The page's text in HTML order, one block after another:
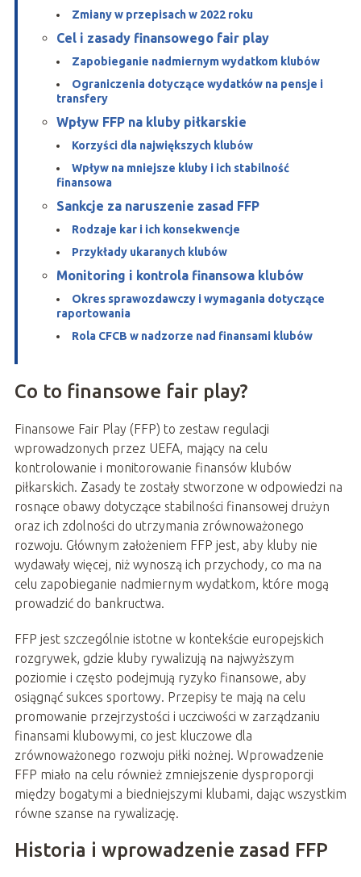
Zmiany w przepisach w 2022 roku
Cel i zasady finansowego fair play
Zapobieganie nadmiernym wydatkom klubów
Ograniczenia dotyczące wydatków na pensje i
transfery
Wpływ FFP na kluby piłkarskie
Korzyści dla największych klubów
Wpływ na mniejsze kluby i ich stabilność
finansowa
Sankcje za naruszenie zasad FFP
Rodzaje kar i ich konsekwencje
Przykłady ukaranych klubów
Monitoring i kontrola finansowa klubów
Okres sprawozdawczy i wymagania dotyczące
raportowania
Rola CFCB w nadzorze nad finansami klubów
Co to finansowe fair play?
Finansowe Fair Play (FFP) to zestaw regulacji
wprowadzonych przez UEFA, mający na celu
kontrolowanie i monitorowanie finansów klubów
piłkarskich. Zasady te zostały stworzone w odpowiedzi na
rosnące obawy dotyczące stabilności finansowej drużyn
oraz ich zdolności do utrzymania zrównoważonego
rozwoju. Głównym założeniem FFP jest, aby kluby nie
wydawały więcej, niż wynoszą ich przychody, co ma na
celu zapobieganie nadmiernym wydatkom, które mogą
prowadzić do bankructwa.
FFP jest szczególnie istotne w kontekście europejskich
rozgrywek, gdzie kluby rywalizują na najwyższym
poziomie i często podejmują ryzyko finansowe, aby
osiągnąć sukces sportowy. Przepisy te mają na celu
promowanie przejrzystości i uczciwości w zarządzaniu
finansami klubowymi, co jest kluczowe dla
zrównoważonego rozwoju piłki nożnej. Wprowadzenie
FFP miało na celu również zmniejszenie dysproporcji
między bogatymi a biedniejszymi klubami, dając wszystkim
równe szanse na rywalizację.
Historia i wprowadzenie zasad FFP